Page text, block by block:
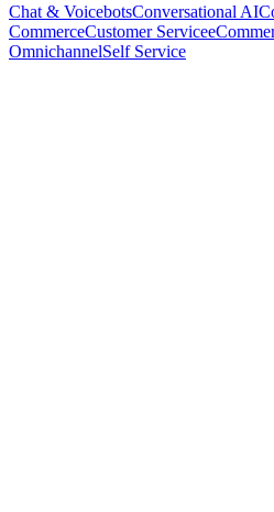
Chat & VoicebotsConversational AI
CommerceCustomer Service
OmnichannelSelf Service